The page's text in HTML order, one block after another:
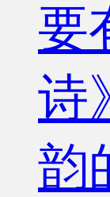
要
诗
韵